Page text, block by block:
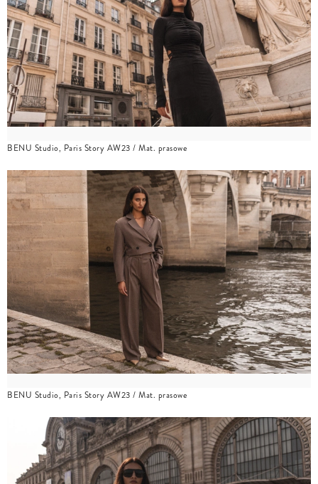
BENU Studio, Paris Story AW23 / Mat. prasowe
BENU Studio, Paris Story AW23 / Mat. prasowe